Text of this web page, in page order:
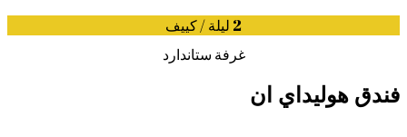
2 ليلة / كييف
غرفة ستاندارد
فندق هوليداي ان